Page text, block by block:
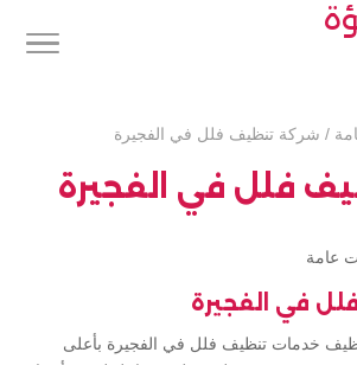
/ شركة تنظيف فلل في الفجيرة
فلل في الفجيرة
عامة
في الفجيرة
خدمات تنظيف فلل في الفجيرة بأعلى